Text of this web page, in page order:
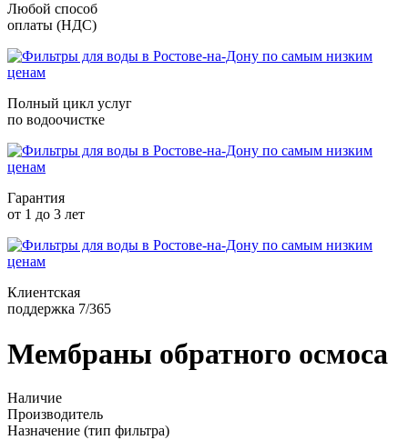
Любой способ
оплаты (НДС)
Полный цикл услуг
по водоочистке
Гарантия
от 1 до 3 лет
Клиентская
поддержка 7/365
Мембраны обратного осмоса
Наличие
Производитель
Назначение (тип фильтра)